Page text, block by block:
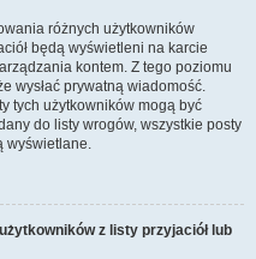
różnych użytkowników
będą wyświetleni na karcie
kontem. Z tego poziomu
wysłać prywatną wiadomość.
tych użytkowników mogą być
do listy wrogów, wszystkie posty
wyświetlane.
z listy przyjaciół lub